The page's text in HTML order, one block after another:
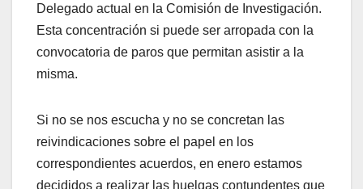
Delegado actual en la Comisión de Investigación.
Esta concentración si puede ser arropada con la
convocatoria de paros que permitan asistir a la
misma.
Si no se nos escucha y no se concretan las
reivindicaciones sobre el papel en los
correspondientes acuerdos, en enero estamos
decididos a realizar las huelgas contundentes que